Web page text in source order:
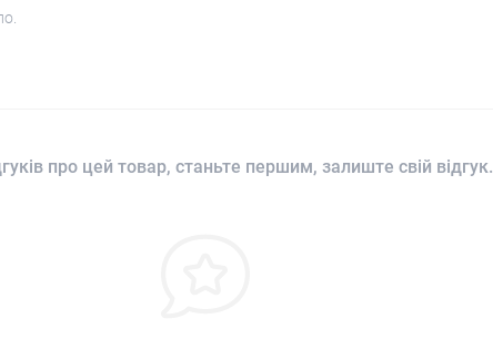
про цей товар, станьте першим, залиште свій відгук.